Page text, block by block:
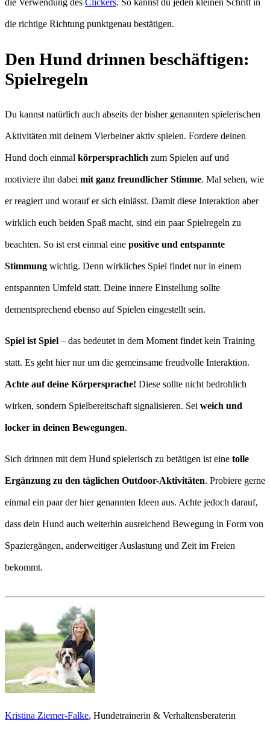
die Verwendung des Clickers. So kannst du jeden kleinen Schritt in
die richtige Richtung punktgenau bestätigen.
Den Hund drinnen beschäftigen:
Spielregeln
Du kannst natürlich auch abseits der bisher genannten spielerischen
Aktivitäten mit deinem Vierbeiner aktiv spielen. Fordere deinen
Hund doch einmal körpersprachlich zum Spielen auf und
motiviere ihn dabei mit ganz freundlicher Stimme. Mal sehen, wie
er reagiert und worauf er sich einlässt. Damit diese Interaktion aber
wirklich euch beiden Spaß macht, sind ein paar Spielregeln zu
beachten. So ist erst einmal eine positive und entspannte
Stimmung wichtig. Denn wirkliches Spiel findet nur in einem
entspannten Umfeld statt. Deine innere Einstellung sollte
dementsprechend ebenso auf Spielen eingestellt sein.
Spiel ist Spiel – das bedeutet in dem Moment findet kein Training
statt. Es geht hier nur um die gemeinsame freudvolle Interaktion.
Achte auf deine Körpersprache! Diese sollte nicht bedrohlich
wirken, sondern Spielbereitschaft signalisieren. Sei weich und
locker in deinen Bewegungen.
Sich drinnen mit dem Hund spielerisch zu betätigen ist eine tolle
Ergänzung zu den täglichen Outdoor-Aktivitäten. Probiere gerne
einmal ein paar der hier genannten Ideen aus. Achte jedoch darauf,
dass dein Hund auch weiterhin ausreichend Bewegung in Form von
Spaziergängen, anderweitiger Auslastung und Zeit im Freien
bekommt.
Kristina Ziemer-Falke, Hundetrainerin & Verhaltensberaterin